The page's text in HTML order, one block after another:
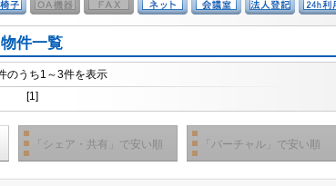
物件一覧
のうち1～3件を表示
[1]
「シェア・共有」で安い順 「バーチャル」で安い順